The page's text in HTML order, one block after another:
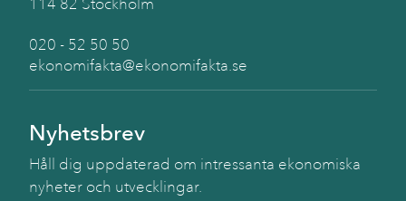
114 82 Stockholm
020 - 52 50 50
ekonomifakta@ekonomifakta.se
Nyhetsbrev
Håll dig uppdaterad om intressanta ekonomiska
nyheter och utvecklingar.